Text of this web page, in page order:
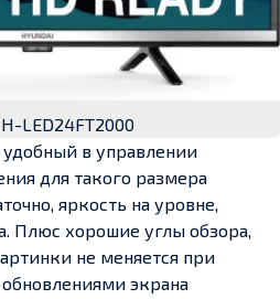
LED24FT2000
в управлении
для такого размера
яркость на уровне,
Плюс хорошие углы обзора,
не меняется при
экрана